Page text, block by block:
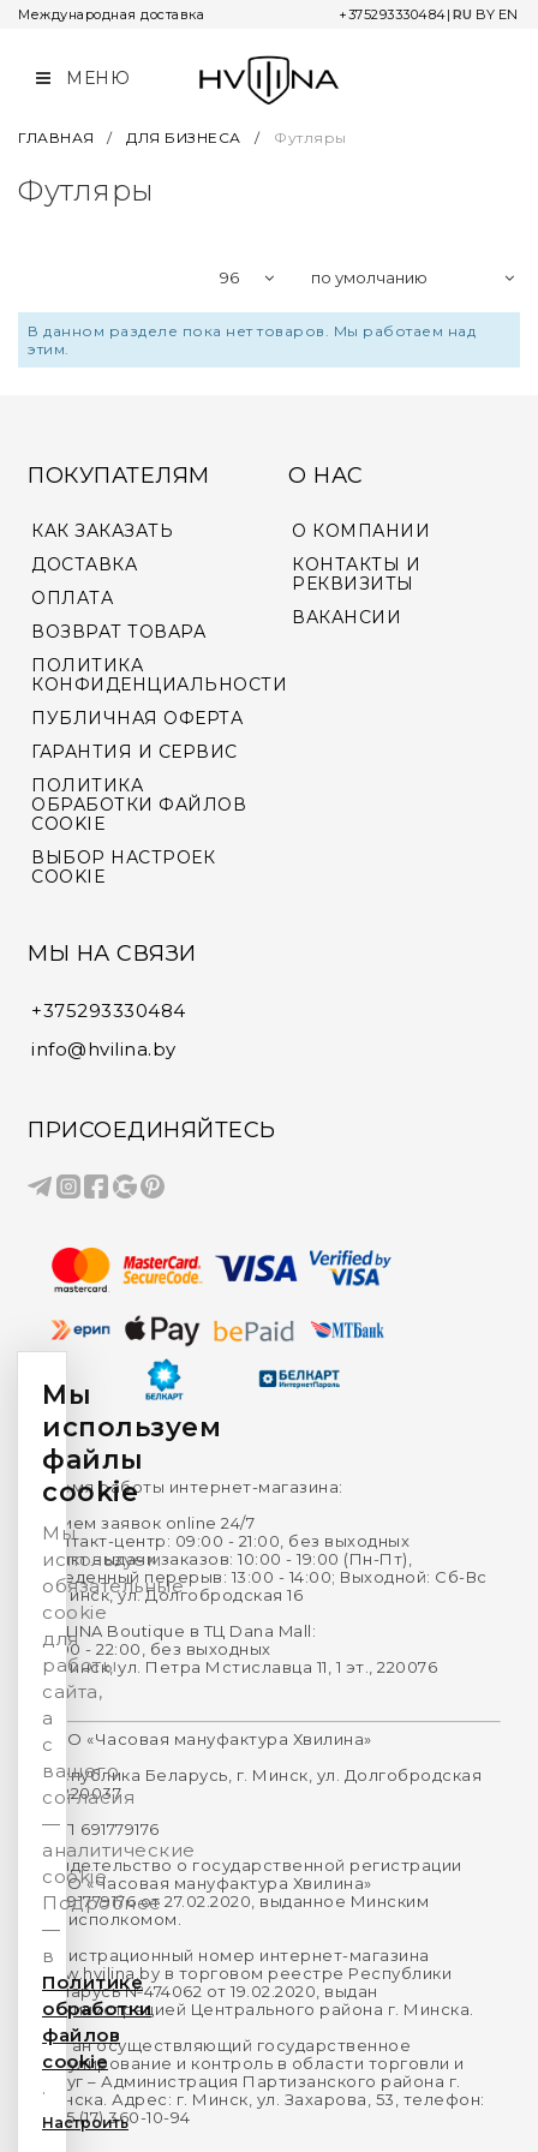
Международная доставка +375293330484| RU BY EN
МЕНЮ
ГЛАВНАЯ / ДЛЯ БИЗНЕСА / Футляры
Футляры
В данном разделе пока нет товаров. Мы работаем над
этим.
ПОКУПАТЕЛЯМ
КАК ЗАКАЗАТЬ
ДОСТАВКА
ОПЛАТА
ВОЗВРАТ ТОВАРА
ПОЛИТИКА
КОНФИДЕНЦИАЛЬНОСТИ
ПУБЛИЧНАЯ ОФЕРТА
ГАРАНТИЯ И СЕРВИС
ПОЛИТИКА
ОБРАБОТКИ ФАЙЛОВ
COOKIE
ВЫБОР НАСТРОЕК
COOKIE
О НАС
О КОМПАНИИ
КОНТАКТЫ И
РЕКВИЗИТЫ
ВАКАНСИИ
МЫ НА СВЯЗИ
+375293330484
info@hvilina.by
ПРИСОЕДИНЯЙТЕСЬ
Время работы интернет-магазина:
Прием заявок online 24/7
Контакт-центр: 09:00 - 21:00, без выходных
Пункт выдачи заказов: 10:00 - 19:00 (Пн-Пт),
Обеденный перерыв: 13:00 - 14:00; Выходной: Сб-Вс
г. Минск, ул. Долгобродская 16
HVILINA Boutique в ТЦ Dana Mall:
10:00 - 22:00, без выходных
г. Минск, ул. Петра Мстиславца 11, 1 эт., 220076
ООО «Часовая мануфактура Хвилина»
Республика Беларусь, г. Минск, ул. Долгобродская
16, 220037
УНП 691779176
Свидетельство о государственной регистрации
ООО «Часовая мануфактура Хвилина»
№691779176 от 27.02.2020, выданное Минским
горисполкомом.
Регистрационный номер интернет-магазина
www.hvilina.by в торговом реестре Республики
Беларусь №474062 от 19.02.2020, выдан
Администрацией Центрального района г. Минска.
Орган осуществляющий государственное
регулирование и контроль в области торговли и
услуг – Администрация Партизанского района г.
Минска. Адрес: г. Минск, ул. Захарова, 53, телефон:
+375 (17) 360-10-94
КОЛЛЕКЦИИ
L&MR
UNIVERSUM
TWELVE MINUTES
NARBUT
ADA
VYCINANKA
GREEN SCREEN
О КОМПАНИИ
КОНТАКТЫ И РЕКВИЗИТЫ
СОТРУДНИЧЕСТВО
КАК ЗАКАЗАТЬ
ГАРАНТИЯ И СЕРВИС
ОПЛАТА
Мы
используем
файлы
cookie
Мы
используем
обязательные
cookie
для
работы
сайта,
а
с
вашего
согласия
—
аналитические
cookie.
Подробнее
—
в
Политике
обработки
файлов
cookie
.
Настроить